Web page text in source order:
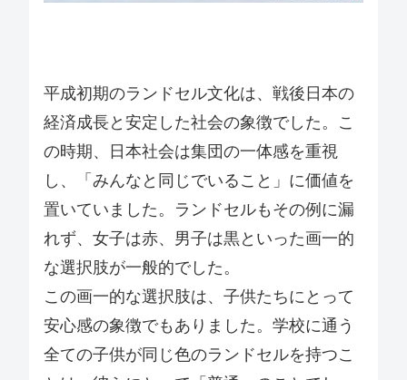
平成初期のランドセル文化は、戦後日本の
経済成長と安定した社会の象徴でした。こ
の時期、日本社会は集団の一体感を重視
し、「みんなと同じでいること」に価値を
置いていました。ランドセルもその例に漏
れず、女子は赤、男子は黒といった画一的
な選択肢が一般的でした。
この画一的な選択肢は、子供たちにとって
安心感の象徴でもありました。学校に通う
全ての子供が同じ色のランドセルを持つこ